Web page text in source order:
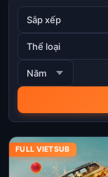
FULL VIETSUB